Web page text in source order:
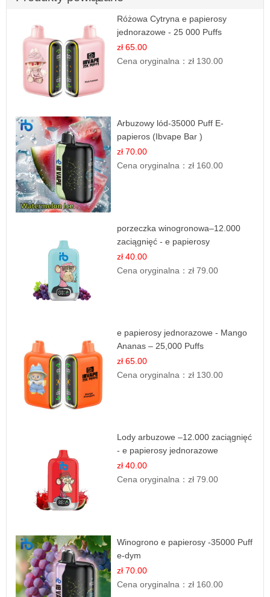
Różowa Cytryna e papierosy
jednorazowe - 25 000 Puffs
zł 65.00
Cena oryginalna：zł 130.00
Arbuzowy lód-35000 Puff E-
papieros (Ibvape Bar )
zł 70.00
Cena oryginalna：zł 160.00
porzeczka winogronowa–12.000
zaciągnięć - e papierosy
zł 40.00
Cena oryginalna：zł 79.00
e papierosy jednorazowe - Mango
Ananas – 25,000 Puffs
zł 65.00
Cena oryginalna：zł 130.00
Lody arbuzowe –12.000 zaciągnięć
- e papierosy jednorazowe
zł 40.00
Cena oryginalna：zł 79.00
Winogrono e papierosy -35000 Puff
e-dym
zł 70.00
Cena oryginalna：zł 160.00